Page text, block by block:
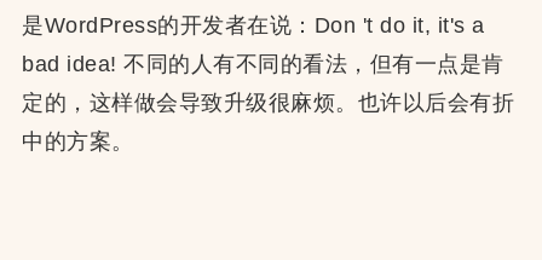
是WordPress的开发者在说：Don 't do it, it's a
bad idea! 不同的人有不同的看法，但有一点是肯
定的，这样做会导致升级很麻烦。也许以后会有折
中的方案。